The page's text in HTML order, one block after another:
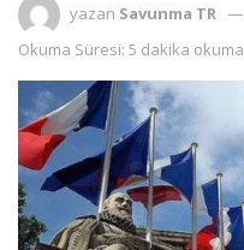
yazan Savunma TR
Okuma Süresi: 5 dakika okuma